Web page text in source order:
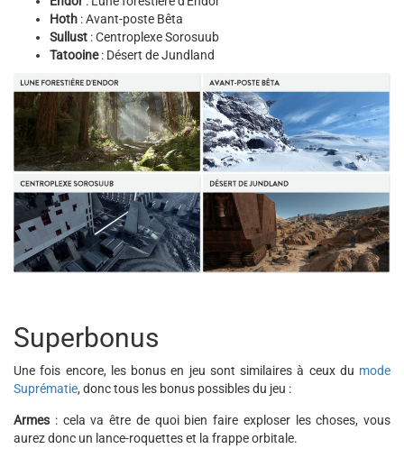
Hoth : Avant-poste Bêta
Sullust : Centroplexe Sorosuub
Tatooine: Désert de Jundland
Superbonus
Une fois encore, les bonus en jeu sont similaires à ceux du mode
Suprématie, donc tous les bonus possibles du jeu :
Armes : cela va être de quoi bien faire exploser les choses, vous
aurez donc un lance-roquettes et la frappe orbitale.